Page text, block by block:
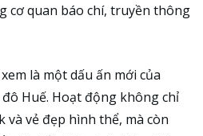
cơ quan báo chí, truyền thông
là một dấu ấn mới của
đô Huế. Hoạt động không chỉ
và vẻ đẹp hình thể, mà còn